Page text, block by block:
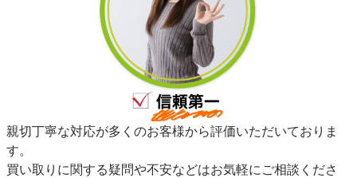
親切丁寧な対応が多くのお客様から評価いただいておりま
す。
買い取りに関する疑問や不安などはお気軽にご相談くださ